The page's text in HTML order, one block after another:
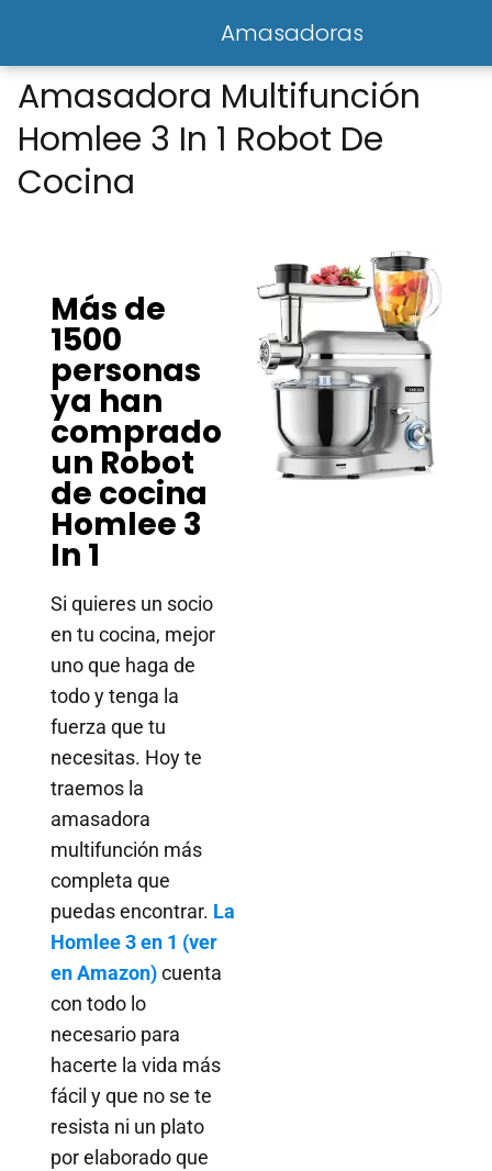
Amasadoras
Amasadora Multifunción
Homlee 3 In 1 Robot De
Cocina
Más de
1500
personas
ya han
comprado
un Robot
de cocina
Homlee 3
In 1
Si quieres un socio
en tu cocina, mejor
uno que haga de
todo y tenga la
fuerza que tu
necesitas. Hoy te
traemos la
amasadora
multifunción más
completa que
puedas encontrar. La
Homlee 3 en 1 (ver
en Amazon)cuenta
con todo lo
necesario para
hacerte la vida más
fácil y que no se te
resista ni un plato
por elaborado que